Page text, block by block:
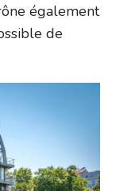
également
de